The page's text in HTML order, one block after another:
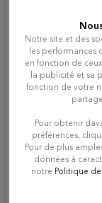
2
Du
Notre site et des
les performances
en fonction de
la publicité et sa
fonction de votre
Pour obtenir
préférences,
Pour de plus
données à
notre Politique